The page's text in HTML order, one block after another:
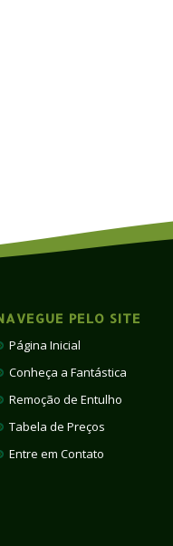
PELO SITE
Página Inicial
Conheça a Fantástica
Remoção de Entulho
Tabela de Preços
Entre em Contato